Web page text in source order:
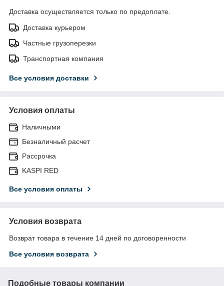
Доставка осуществляется только по предоплате.
Доставка курьером
Частные грузоперезки
Транспортная компания
Все условия доставки
Условия оплаты
Наличными
Безналичный расчет
Рассрочка
KASPI RED
Все условия оплаты
Условия возврата
Возврат товара в течение 14 дней по договоренности
Все условия возврата
Подобные товары компании